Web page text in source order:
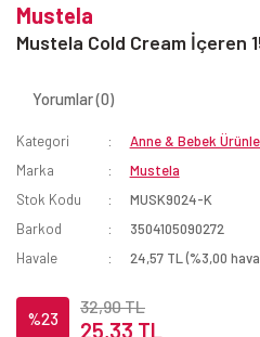
Mustela
Mustela Cold Cream İçeren
Yorumlar (0)
Kategori
Anne & Bebek
Marka
Mustela
Stok Kodu
MUSK9024-K
Barkod
3504105090272
Havale
24,57 TL (%3,00
%23
32,90 TL
25,33 TL